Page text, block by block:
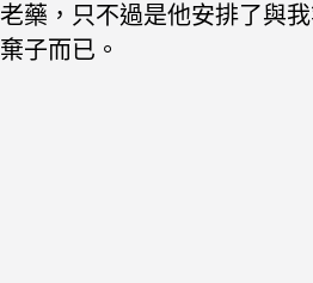
老藥，只不過是他安排了與
棄子而已。